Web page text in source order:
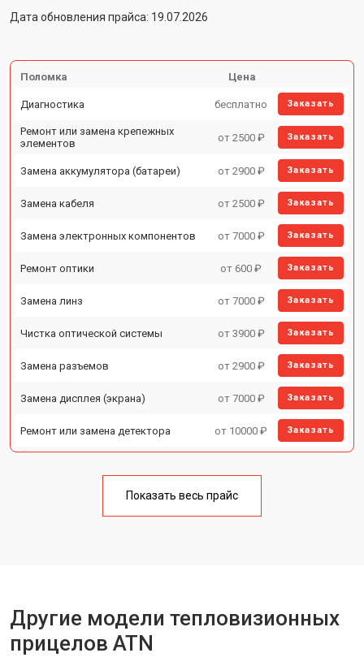
Дата обновления прайса: 19.07.2026
Поломка Цена
Диагностика бесплатно Заказать
Ремонт или замена крепежных
элементов
от 2500 ₽ Заказать
Замена аккумулятора (батареи) от 2900 ₽ Заказать
Замена кабеля от 2500 ₽ Заказать
Замена электронных компонентов от 7000 ₽ Заказать
Ремонт оптики от 600 ₽ Заказать
Замена линз от 7000 ₽ Заказать
Чистка оптической системы от 3900 ₽ Заказать
Замена разъемов от 2900 ₽ Заказать
Замена дисплея (экрана) от 7000 ₽ Заказать
Ремонт или замена детектора от 10000 ₽ Заказать
Показать весь прайс
Другие модели тепловизионных
прицелов ATN